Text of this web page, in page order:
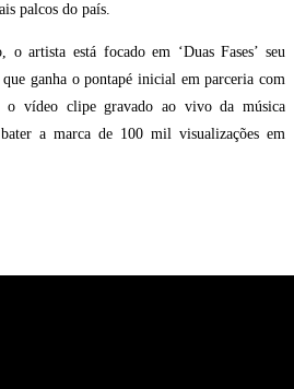
palcos do país.
artista está focado em ‘Duas Fases’ seu
ganha o pontapé inicial em parceria com
vídeo clipe gravado ao vivo da música
a marca de 100 mil visualizações em